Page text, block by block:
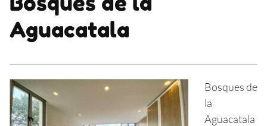
Aguacatala
Bosques de
la
Aguacatala